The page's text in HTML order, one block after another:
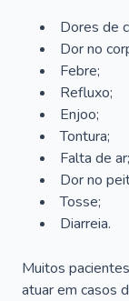
Dores de
Dor no
Febre;
Refluxo;
Enjoo;
Tontura;
Falta de ar;
Dor no
Tosse;
Diarreia.
Muitos
atuar em casos